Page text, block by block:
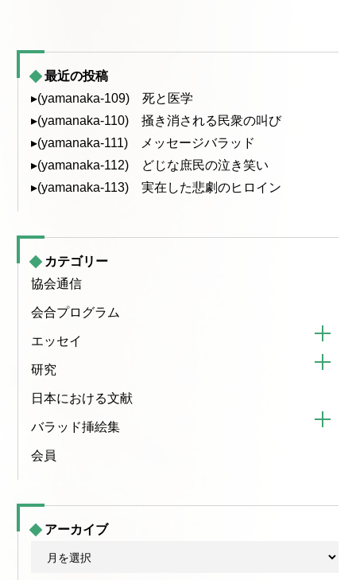
最近の投稿
▸(yamanaka-109) 死と医学
▸(yamanaka-110) 掻き消される民衆の叫び
▸(yamanaka-111) メッセージバラッド
▸(yamanaka-112) どじな庶民の泣き笑い
▸(yamanaka-113) 実在した悲劇のヒロイン
カテゴリー
協会通信
会合プログラム
エッセイ
研究
日本における文献
バラッド挿絵集
会員
アーカイブ